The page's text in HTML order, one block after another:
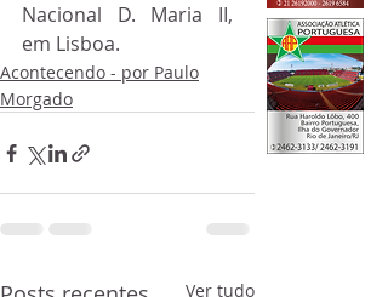
Nacional D. Maria II,
em Lisboa.
Acontecendo - por Paulo
Morgado
Ver tudo